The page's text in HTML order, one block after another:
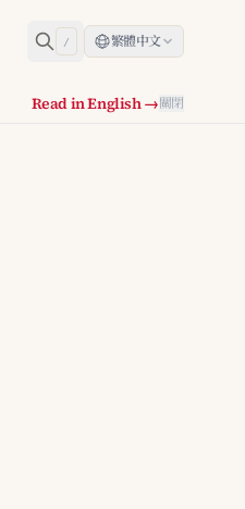
/ 繁體中文
Read in English →關閉